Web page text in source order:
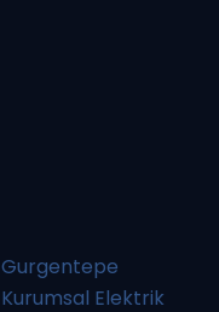
Gurgentepe
Kurumsal Elektrik